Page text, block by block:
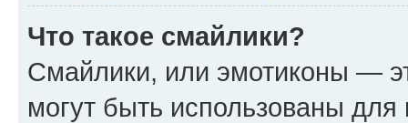
Что такое смайлики?
Смайлики, или эмотиконы —
могут быть использованы